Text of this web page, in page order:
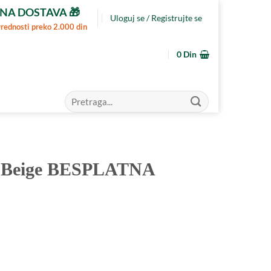
DOSTAVA 🎁
preko 2.000 din
Uloguj se / Registrujte se
0 Din
Pretraga
za:
BESPLATNA